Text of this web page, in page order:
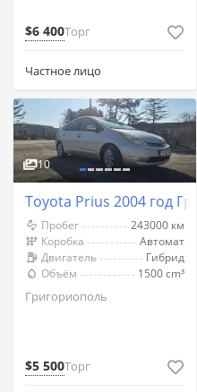
$6 400Торг
Частное лицо
10
Toyota Prius 2004 год
Пробег
243000 км
Коробка
Автомат
Двигатель
Гибрид
Объём
1500 cm³
Григориополь
$5 500Торг